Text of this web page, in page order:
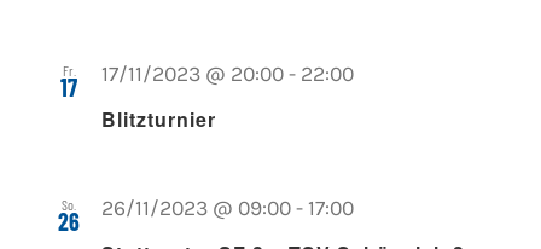
Fr.
17
Blitzturnier
17/11/2023 @ 20:00 - 22:00
So.
26 26/11/2023 @ 09:00 - 17:00